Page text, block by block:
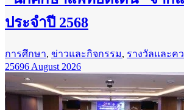
ประจำปี 2568
การศึกษา, ข่าวและกิจกรรม, รางวัลและค
25696 August 2026